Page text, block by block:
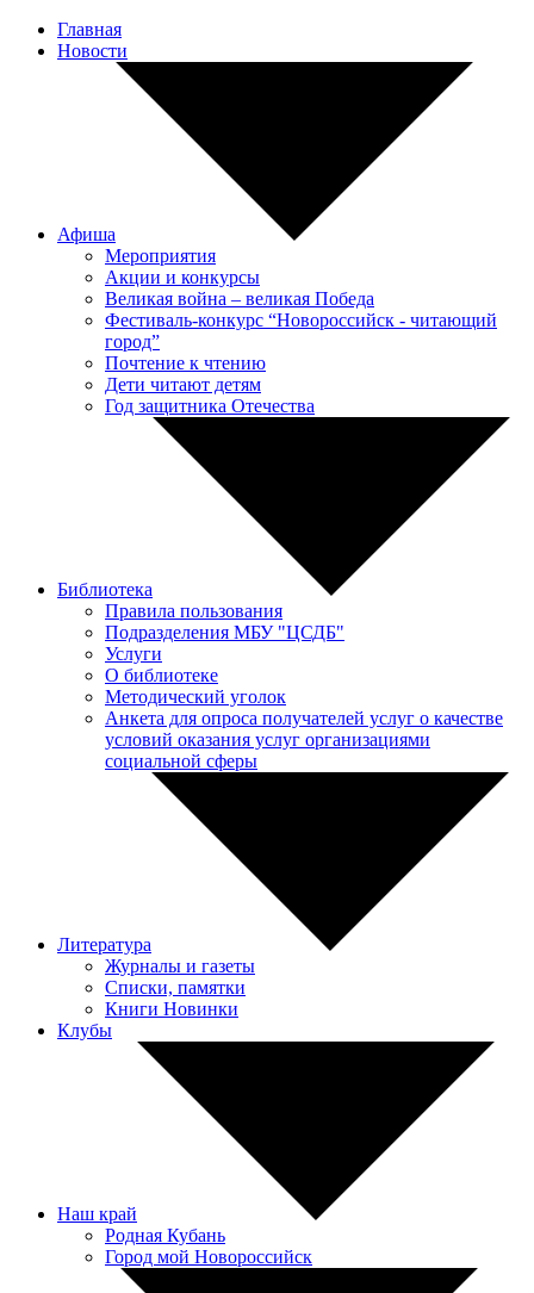
Главная
Новости
Афиша
Мероприятия
Акции и конкурсы
Великая война – великая Победа
Фестиваль-конкурс “Новороссийск - читающий
город”
Почтение к чтению
Дети читают детям
Год защитника Отечества
Библиотека
Правила пользования
Подразделения МБУ "ЦСДБ"
Услуги
О библиотеке
Методический уголок
Анкета для опроса получателей услуг о качестве
условий оказания услуг организациями
социальной сферы
Литература
Журналы и газеты
Списки, памятки
Книги Новинки
Клубы
Наш край
Родная Кубань
Город мой Новороссийск